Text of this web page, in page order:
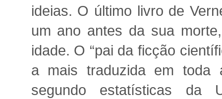
ideias. O último livro de
um ano antes da sua
idade. O “pai da ficção
a mais traduzida em toda
segundo estatísticas da